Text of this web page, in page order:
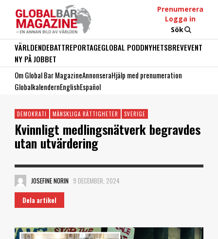
Prenumerera
Logga in
Sök
VÄRLDENDEBATTREPORTAGEGLOBAL PODDNYHETSBREVEVENT
NY PÅ JOBBET
Om Global Bar MagazineAnnonseraHjälp med prenumeration
GlobalkalendernEnglishEspañol
DEMOKRATI MÄNSKLIGA RÄTTIGHETER SVERIGE
Kvinnligt medlingsnätverk begravdes
utan utvärdering
JOSEFINE NORIN 9 DECEMBER, 2024
Dela artikel